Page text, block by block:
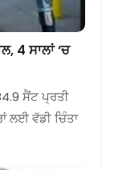
4 ਸਾਲਾਂ ‘ਚ
ਸੈਂਟ ਪ੍ਰਤੀ
ਲਈ ਵੱਡੀ ਚਿੰਤਾ